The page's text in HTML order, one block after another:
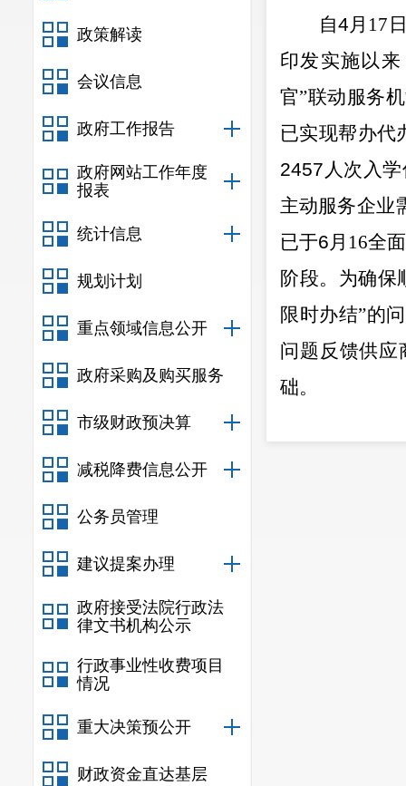
政策解读
会议信息
政府工作报告
政府网站工作年度
报表
统计信息
规划计划
重点领域信息公开
政府采购及购买服务
市级财政预决算
减税降费信息公开
公务员管理
建议提案办理
政府接受法院行政法
律文书机构公示
行政事业性收费项目
情况
重大决策预公开
财政资金直达基层
自4月 17
印发实施以
官”联动服务
已实现帮办代
2457 人次入
主动服务企业
已于6月 16全
阶段。 为确保
限时办结”的
问题反馈供应
础。